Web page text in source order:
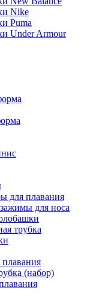
Nike
Puma
Under Armour
для плавания
для носа
трубка
(набор)